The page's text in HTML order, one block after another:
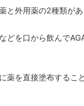
と外用薬の2種類があ
どを口から飲んで
薬を直接塗布するこ